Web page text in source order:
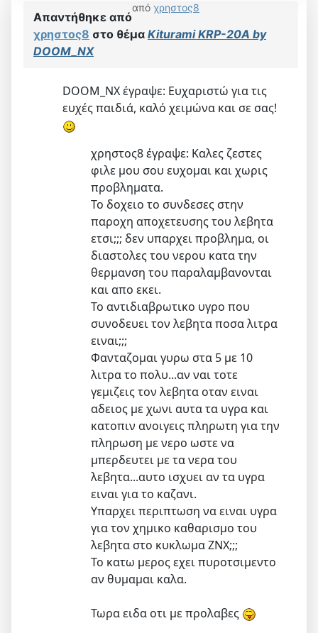
από χρηστος8
Απαντήθηκε από
χρηστος8 στο θέμα Kiturami KRP-20A by
DOOM_NX
DOOM_NX έγραψε: Ευχαριστώ για τις
ευχές παιδιά, καλό χειμώνα και σε σας!
χρηστος8 έγραψε: Καλες ζεστες
φιλε μου σου ευχομαι και χωρις
προβληματα.
Το δοχειο το συνδεσες στην
παροχη αποχετευσης του λεβητα
ετσι;;; δεν υπαρχει προβλημα, οι
διαστολες του νερου κατα την
θερμανση του παραλαμβανονται
και απο εκει.
Το αντιδιαβρωτικο υγρο που
συνοδευει τον λεβητα ποσα λιτρα
ειναι;;;
Φανταζομαι γυρω στα 5 με 10
λιτρα το πολυ...αν ναι τοτε
γεμιζεις τον λεβητα οταν ειναι
αδειος με χωνι αυτα τα υγρα και
κατοπιν ανοιγεις πληρωτη για την
πληρωση με νερο ωστε να
μπερδευτει με τα νερα του
λεβητα...αυτο ισχυει αν τα υγρα
ειναι για το καζανι.
Υπαρχει περιπτωση να ειναι υγρα
για τον χημικο καθαρισμο του
λεβητα στο κυκλωμα ΖΝΧ;;;
Το κατω μερος εχει πυροτσιμεντο
αν θυμαμαι καλα.
Τωρα ειδα οτι με προλαβες